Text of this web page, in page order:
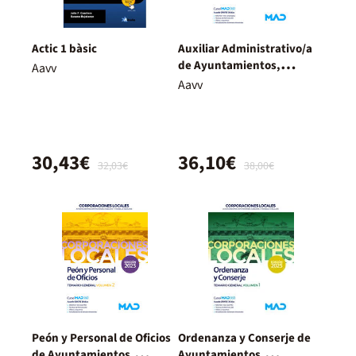
Actic 1 bàsic
Aavv
32,03€
30,43€
Auxiliar Administrativo/a
de Ayuntamientos,
Diputaciones y otras
Aavv
38,00€
36,10€
Peón y Personal de Oficios Ordenanza y Conserje de